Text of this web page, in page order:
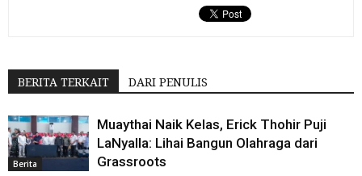
BERITA TERKAIT DARI PENULIS
Berita
Muaythai Naik Kelas, Erick Thohir Puji
LaNyalla: Lihai Bangun Olahraga dari
Grassroots